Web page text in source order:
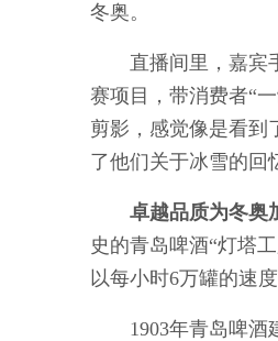
冬奥。
直播间里，嘉宾手
赛项目，带消费者“
剪影，感觉像是看到
了他们关于冰雪的回
卓越品质为冬奥
史的青岛啤酒“灯塔
以每小时6万罐的速度
1903年青岛啤酒建